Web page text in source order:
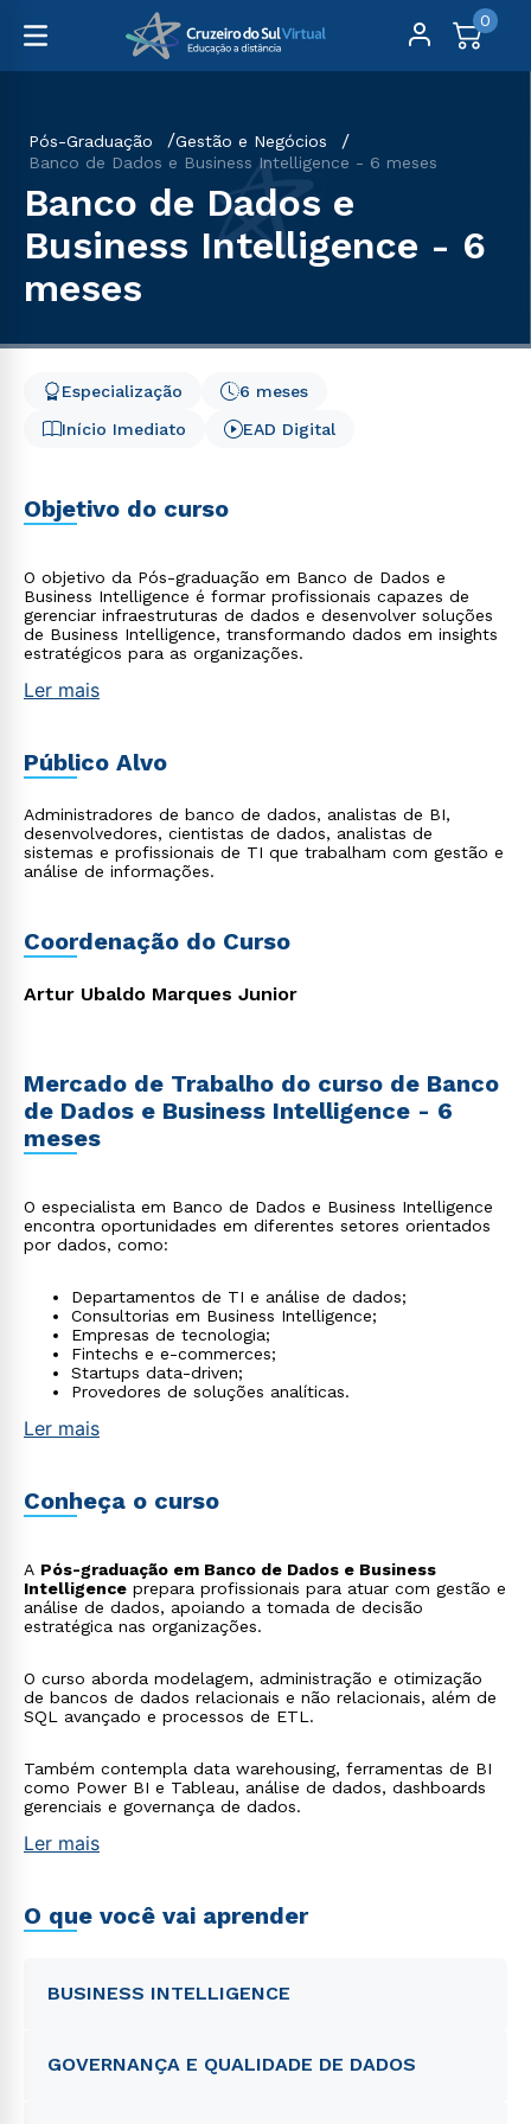
0
Pós-Graduação
Gestão e Negócios
Banco de Dados e Business Intelligence - 6 meses
Banco de Dados e
Business Intelligence - 6
meses
Início Imediato
6 meses
Especialização
EAD Digital
Objetivo do curso
O objetivo da Pós-graduação em Banco de Dados e
Business Intelligence é formar profissionais capazes de
gerenciar infraestruturas de dados e desenvolver soluções
de Business Intelligence, transformando dados em insights
estratégicos para as organizações.
Ler mais
Público Alvo
Administradores de banco de dados, analistas de BI,
desenvolvedores, cientistas de dados, analistas de
sistemas e profissionais de TI que trabalham com gestão e
análise de informações.
Coordenação do Curso
Artur Ubaldo Marques Junior
Mercado de Trabalho do curso de Banco
de Dados e Business Intelligence - 6
meses
O especialista em Banco de Dados e Business Intelligence
encontra oportunidades em diferentes setores orientados
por dados, como:
Departamentos de TI e análise de dados;
Consultorias em Business Intelligence;
Empresas de tecnologia;
Fintechs e e-commerces;
Startups data-driven;
Provedores de soluções analíticas.
Ler mais
Conheça o curso
A Pós-graduação em Banco de Dados e Business
Intelligence prepara profissionais para atuar com gestão e
análise de dados, apoiando a tomada de decisão
estratégica nas organizações.
O curso aborda modelagem, administração e otimização
de bancos de dados relacionais e não relacionais, além de
SQL avançado e processos de ETL.
Também contempla data warehousing, ferramentas de BI
como Power BI e Tableau, análise de dados, dashboards
gerenciais e governança de dados.
Ler mais
O que você vai aprender
BUSINESS INTELLIGENCE
GOVERNANÇA E QUALIDADE DE DADOS